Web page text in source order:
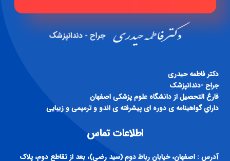
دكتر فاطمه حيدری
جراح -دندانپزشک
فارغ التحصيل از دانشگاه علوم پزشكی اصفهان
داراي گواهينامه ی دوره ای پيشرفته ی اندو و ترميمی و زيبايی
اطلاعات تماس
آدرس : اصفهان، خیابان رباط دوم (سید رضی)، بعد از تقاطع دوم، پلاک